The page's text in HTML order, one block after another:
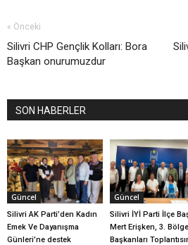
« Önceki
Silivri CHP Gençlik Kolları: Bora
Başkan onurumuzdur
SON HABERLER
Güncel
Silivri AK Parti’den Kadın
Emek Ve Dayanışma
Günleri’ne destek
Güncel
Silivri İYİ Parti İlçe
Mert Erişken, 3.
Başkanları